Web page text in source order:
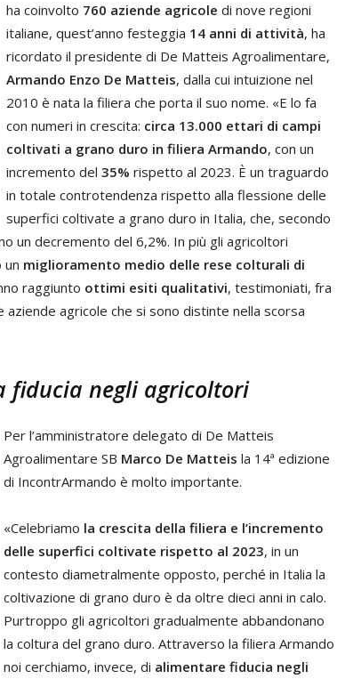
ha coinvolto 760 aziende agricole di nove regioni
italiane, quest’anno festeggia 14 anni di attività, ha
ricordato il presidente di De Matteis Agroalimentare,
Armando Enzo De Matteis, dalla cui intuizione nel
2010 è nata la filiera che porta il suo nome. «E lo fa
con numeri in crescita: circa 13.000 ettari di campi
coltivati a grano duro in filiera Armando, con un
incremento del 35% rispetto al 2023. È un traguardo
in totale controtendenza rispetto alla flessione delle
superfici coltivate a grano duro in Italia, che, secondo
un decremento del 6,2%. In più gli agricoltori
un miglioramento medio delle rese colturali di
raggiunto ottimi esiti qualitativi, testimoniati, fra
aziende agricole che si sono distinte nella scorsa
fiducia negli agricoltori
Per l’amministratore delegato di De Matteis
Agroalimentare SB Marco De Matteis la 14ª edizione
di IncontrArmando è molto importante.
«Celebriamo la crescita della filiera e l’incremento
delle superfici coltivate rispetto al 2023, in un
contesto diametralmente opposto, perché in Italia la
coltivazione di grano duro è da oltre dieci anni in calo.
Purtroppo gli agricoltori gradualmente abbandonano
la coltura del grano duro. Attraverso la filiera Armando
noi cerchiamo, invece, di alimentare fiducia negli